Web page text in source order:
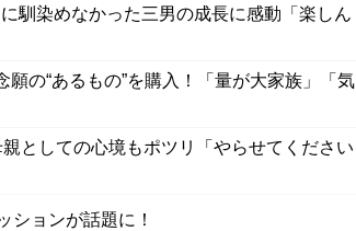
馴染めなかった三男の成長に感動「楽しん
の“あるもの”を購入！「量が大家族」「気
としての心境もポツリ「やらせてください
ションが話題に！